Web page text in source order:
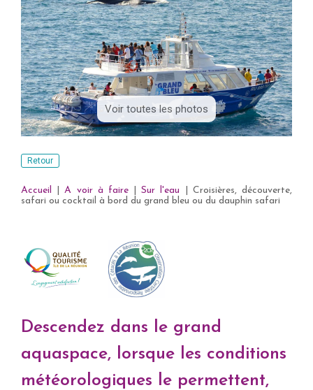
Voir toutes les photos
Retour
Accueil |A voir à faire|Sur l'eau
Croisières, découverte,
safari ou cocktail à bord du grand bleu ou du dauphin safari
Descendez dans le grand
aquaspace, lorsque les conditions
météorologiques le permettent,